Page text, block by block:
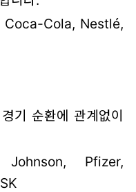
Cola, Nestlé,
기 순환에 관계없이
Pfizer,